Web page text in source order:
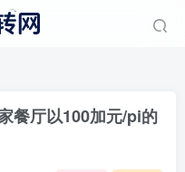
餐厅以100加元/pi的